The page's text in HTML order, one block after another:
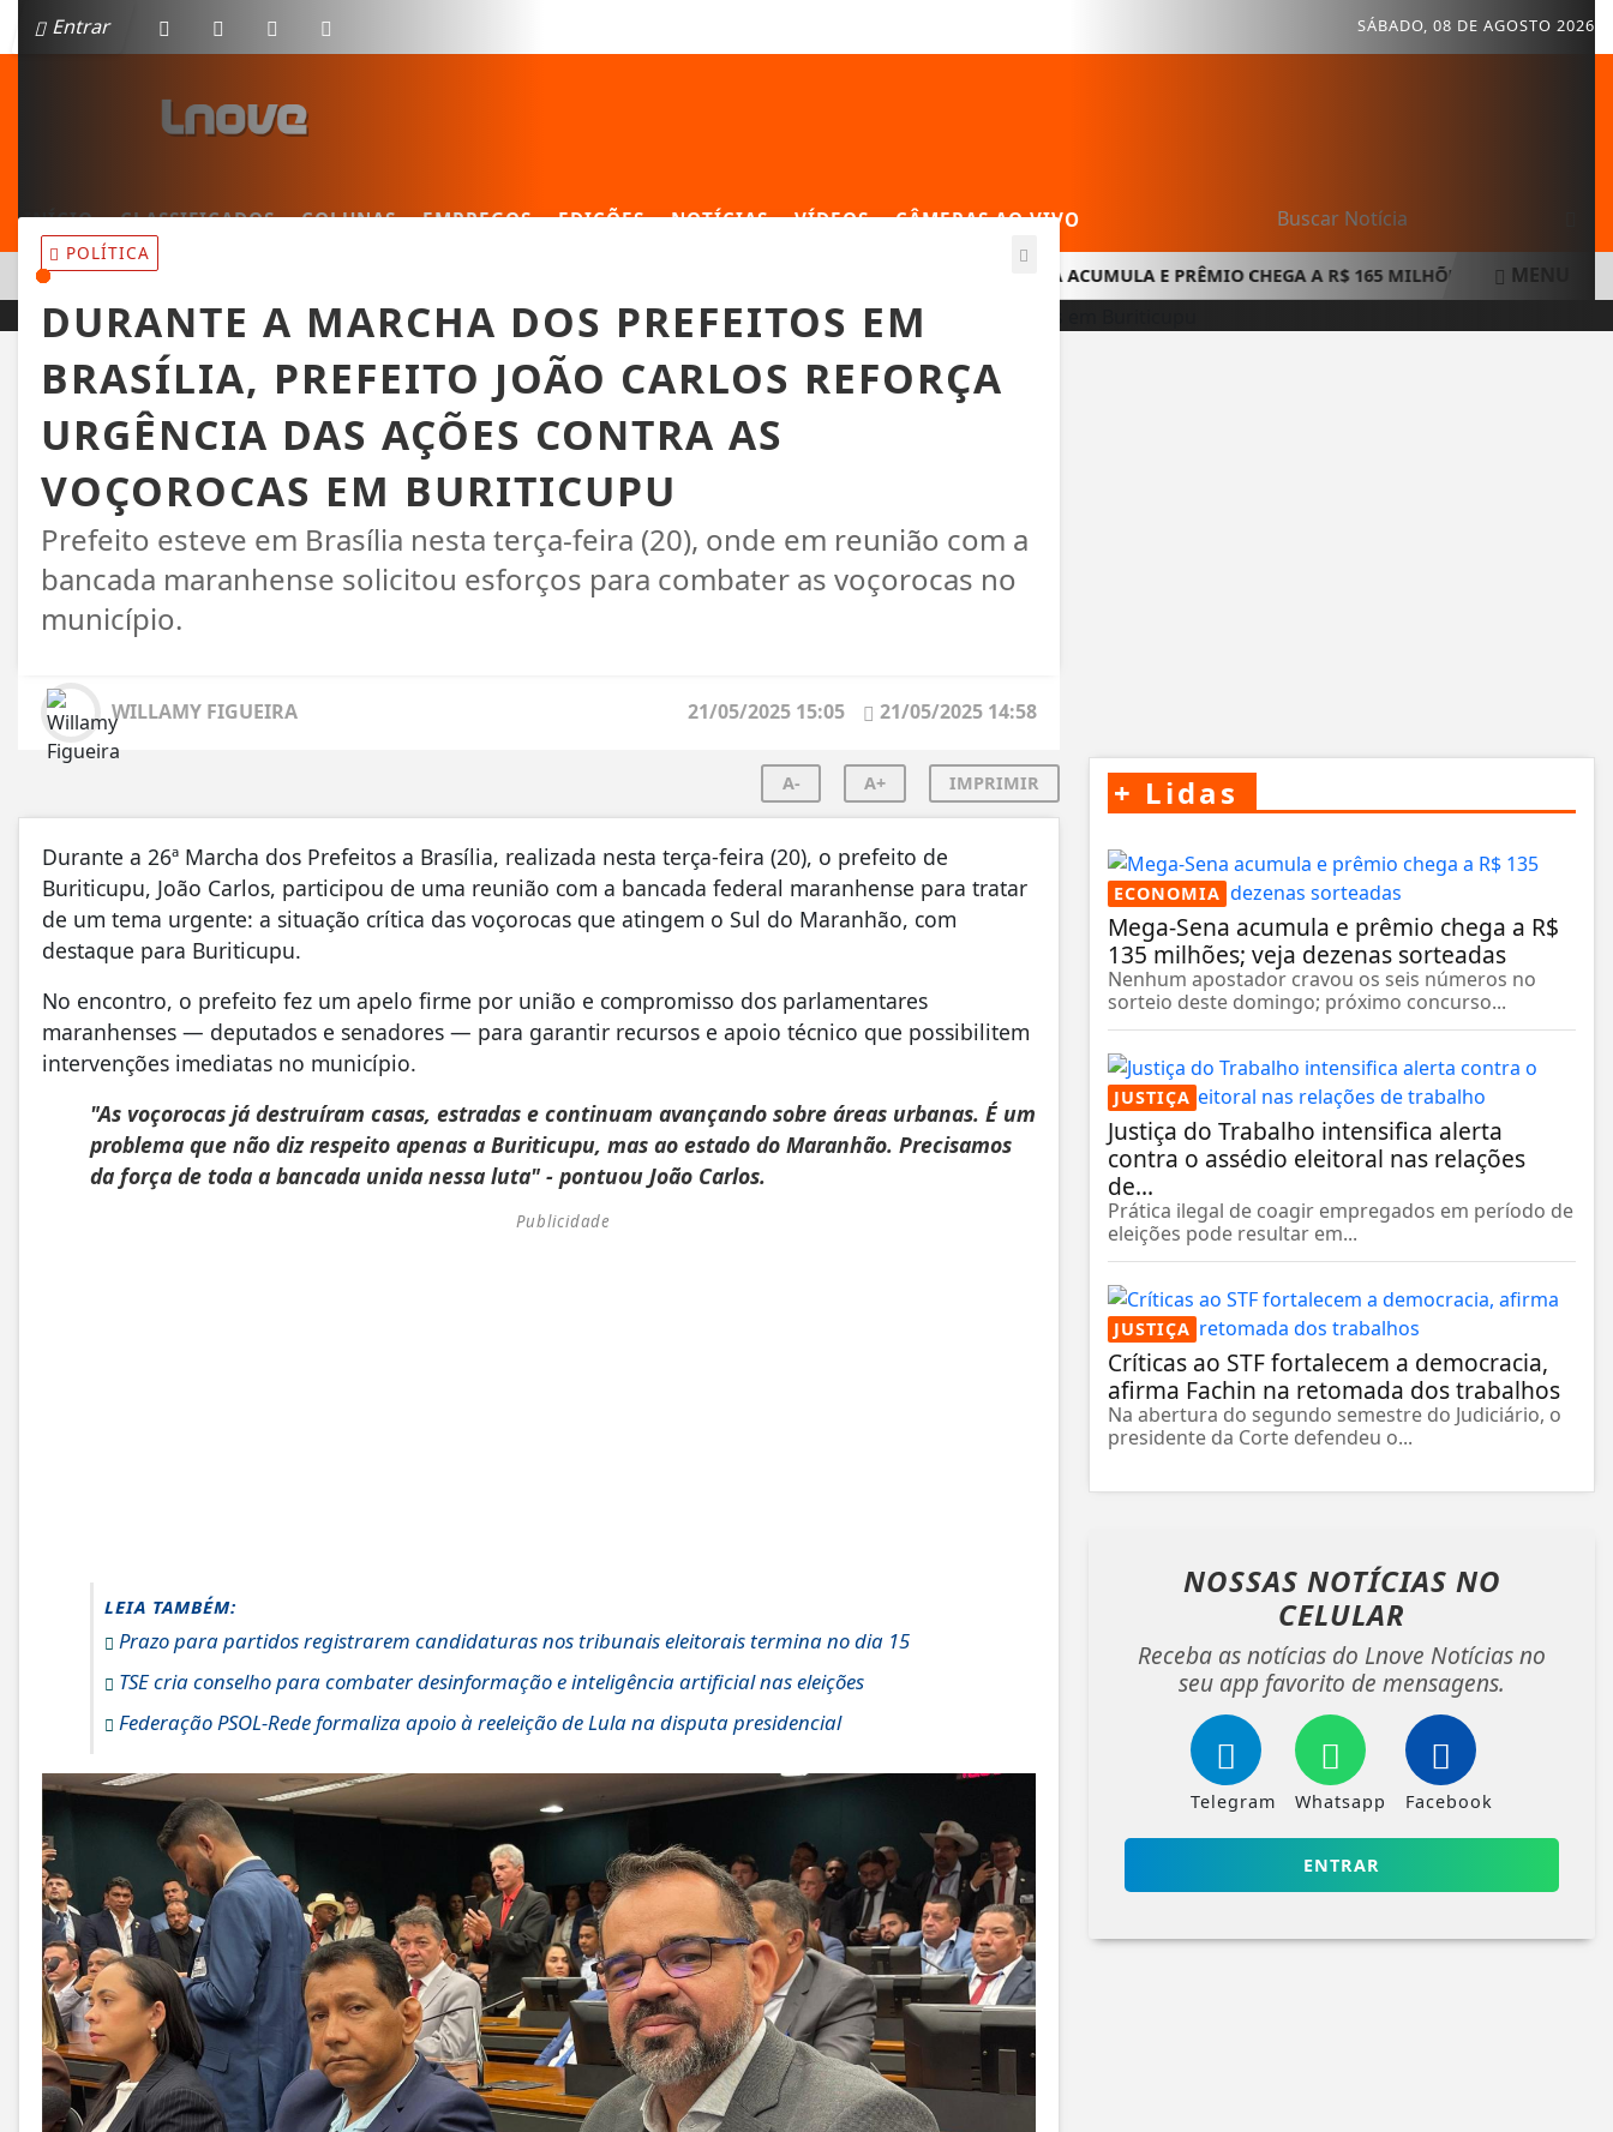
Entrar SÁBADO, 08 DE AGOSTO 2026
INÍCIO CLASSIFICADOS COLUNAS EMPREGOS EDIÇÕES NOTÍCIAS VÍDEOS CÂMERAS AO VIVO
NOVA LEI ASSEGURA PISO MÍNIMO DO FRETE NO TRANSPORTE DE CARGAS E AMPLIA FISCALIZAÇÃO MEGA-SENA ACUMULA E PRÊMIO CHEGA A R$ 165 MILHÕES EM NOVO SORTEIO
EM ALTA MENU
POLÍTICA
DURANTE A MARCHA DOS PREFEITOS EM
BRASÍLIA, PREFEITO JOÃO CARLOS REFORÇA
URGÊNCIA DAS AÇÕES CONTRA AS
VOÇOROCAS EM BURITICUPU
Prefeito esteve em Brasília nesta terça-feira (20), onde em reunião com a
bancada maranhense solicitou esforços para combater as voçorocas no
município.
WILLAMY FIGUEIRA 21/05/2025 14:58
21/05/2025 15:05
A- A+ IMPRIMIR
Durante a 26ª Marcha dos Prefeitos a Brasília, realizada nesta terça-feira (20), o prefeito de
Buriticupu, João Carlos, participou de uma reunião com a bancada federal maranhense para tratar
de um tema urgente: a situação crítica das voçorocas que atingem o Sul do Maranhão, com
destaque para Buriticupu.
No encontro, o prefeito fez um apelo firme por união e compromisso dos parlamentares
maranhenses — deputados e senadores — para garantir recursos e apoio técnico que possibilitem
intervenções imediatas no município.
"As voçorocas já destruíram casas, estradas e continuam avançando sobre áreas urbanas. É um
problema que não diz respeito apenas a Buriticupu, mas ao estado do Maranhão. Precisamos
da força de toda a bancada unida nessa luta" - pontuou João Carlos.
Publicidade
LEIA TAMBÉM:
Prazo para partidos registrarem candidaturas nos tribunais eleitorais termina no dia 15
TSE cria conselho para combater desinformação e inteligência artificial nas eleições
Federação PSOL-Rede formaliza apoio à reeleição de Lula na disputa presidencial
+ Lidas
ECONOMIA
Mega-Sena acumula e prêmio chega a R$
135 milhões; veja dezenas sorteadas
Nenhum apostador cravou os seis números no
sorteio deste domingo; próximo concurso...
JUSTIÇA
Justiça do Trabalho intensifica alerta
contra o assédio eleitoral nas relações
de...
Prática ilegal de coagir empregados em período de
eleições pode resultar em...
JUSTIÇA
Críticas ao STF fortalecem a democracia,
afirma Fachin na retomada dos trabalhos
Na abertura do segundo semestre do Judiciário, o
presidente da Corte defendeu o...
NOSSAS NOTÍCIAS NO
CELULAR
Receba as notícias do Lnove Notícias no
seu app favorito de mensagens.
Telegram Whatsapp Facebook
ENTRAR